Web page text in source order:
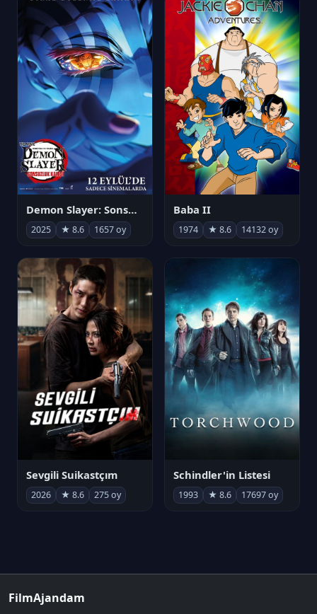
Demon Slayer: Sonsuzluk Kalesi
2025 ★ 8.6 1657 oy
Baba II
1974 ★ 8.6 14132 oy
Sevgili Suikastçım
2026 ★ 8.6 275 oy
Schindler'in Listesi
1993 ★ 8.6 17697 oy
FilmAjandam